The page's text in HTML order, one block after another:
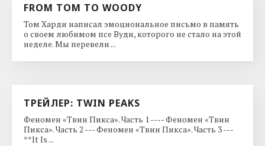
FROM TOM TO WOODY
Том Харди написал эмоциональное письмо в память
о своем любимом псе Вуди, которого не стало на этой
неделе. Мы перевели ...
ТРЕЙЛЕР: TWIN PEAKS
Феномен «Твин Пикса». Часть 1 ---- Феномен «Твин
Пикса». Часть 2 --- Феномен «Твин Пикса». Часть 3 ---
**It Is ...